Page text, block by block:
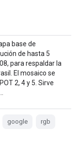
base de
de hasta 5
para respaldar la
El mosaico se
2, 4 y 5. Sirve
google rgb